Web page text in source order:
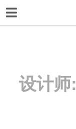
设计师: